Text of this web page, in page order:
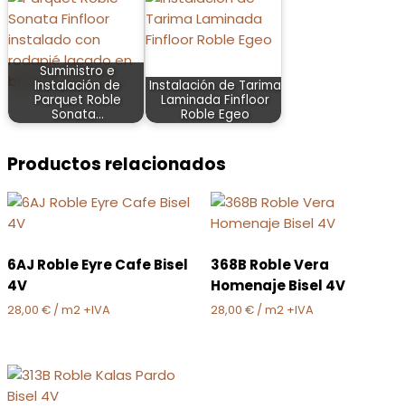
Suministro e
Instalación de
Parquet Roble
Sonata…
Instalación de Tarima
Laminada Finfloor
Roble Egeo
Productos relacionados
6AJ Roble Eyre Cafe Bisel
4V
28,00 € / m2 +IVA
368B Roble Vera
Homenaje Bisel 4V
28,00 €/ m2 +IVA